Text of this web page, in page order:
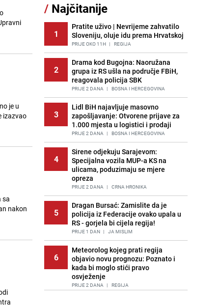
je u
izazvao
sa
nakon
/ Najčitanije
1
Pratite uživo | Nevrijeme zahvatilo
Sloveniju, oluje idu prema Hrvatskoj
PRIJE OKO 11H | REGIJA
2
Drama kod Bugojna: Naoružana
grupa iz RS ušla na područje FBiH,
reagovala policija SBK
PRIJE 2 DANA | BOSNA I HERCEGOVINA
3
Lidl BiH najavljuje masovno
zapošljavanje: Otvorene prijave za
1.000 mjesta u logistici i prodaji
PRIJE 2 DANA | BOSNA I HERCEGOVINA
4
Sirene odjekuju Sarajevom:
Specijalna vozila MUP-a KS na
ulicama, poduzimaju se mjere
opreza
PRIJE 2 DANA | CRNA HRONIKA
5
Dragan Bursać: Zamislite da je
policija iz Federacije ovako upala u
RS - gorjela bi cijela regija!
PRIJE 1 DAN | JA MISLIM
6
Meteorolog kojeg prati regija
objavio novu prognozu: Poznato i
kada bi moglo stići pravo
osvježenje
PRIJE 2 DANA | REGIJA